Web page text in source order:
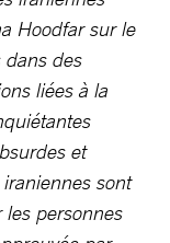
Hoodfar sur le
des
liées à la
et
sont
personnes